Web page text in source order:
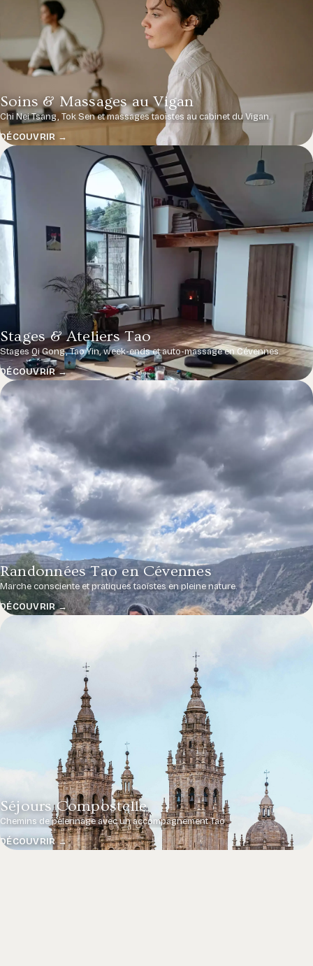
Soins & Massages au Vigan
Chi Nei Tsang, Tok Sen et massages taoïstes au cabinet du Vigan.
DÉCOUVRIR →
Stages & Ateliers Tao
Stages Qi Gong, Tao Yin, week-ends et auto-massage en Cévennes.
DÉCOUVRIR →
Randonnées Tao en Cévennes
Marche consciente et pratiques taoïstes en pleine nature.
DÉCOUVRIR →
Séjours Compostelle
Chemins de pèlerinage avec un accompagnement Tao.
DÉCOUVRIR →